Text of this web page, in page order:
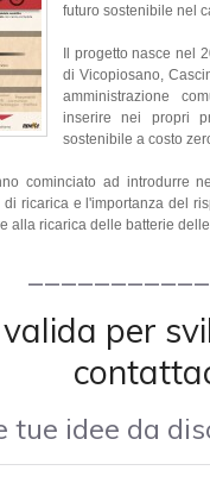
futuro sostenibile nel
Il progetto nasce nel
di Vicopiosano,
amministrazione
inserire nei propri
sostenibile a costo
cominciato ad introdurre
ricarica e l'importanza del
alla ricarica delle batterie
per
tue idee da